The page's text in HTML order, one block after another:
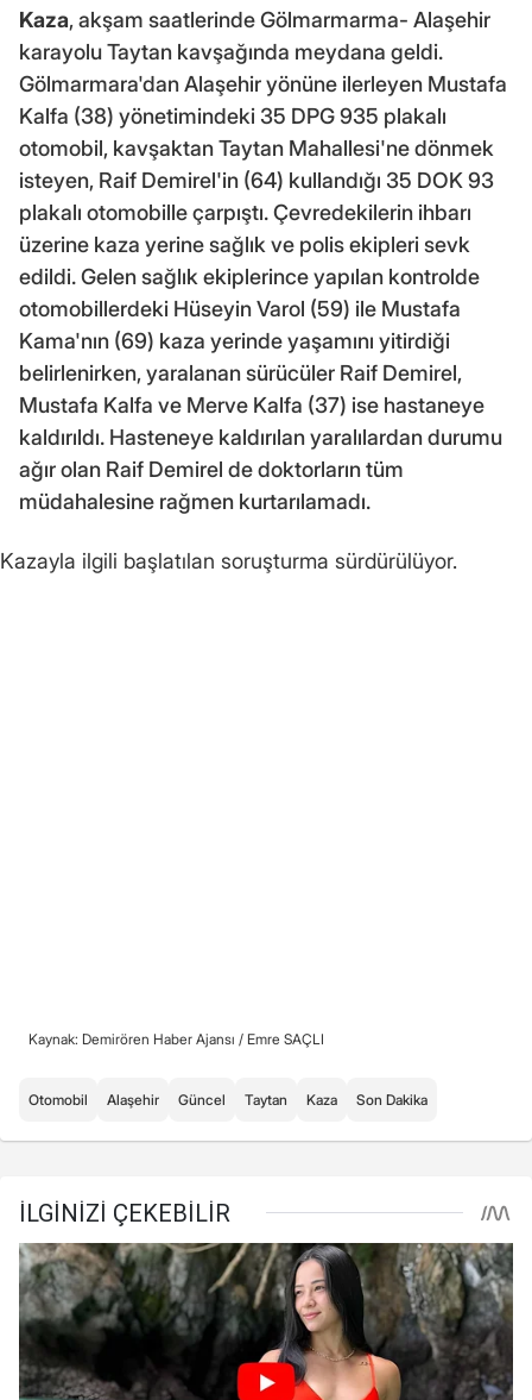
Kaza, akşam saatlerinde Gölmarmarma- Alaşehir
karayolu Taytan kavşağında meydana geldi.
Gölmarmara'dan Alaşehir yönüne ilerleyen Mustafa
Kalfa (38) yönetimindeki 35 DPG 935 plakalı
otomobil, kavşaktan Taytan Mahallesi'ne dönmek
isteyen, Raif Demirel'in (64) kullandığı 35 DOK 93
plakalı otomobille çarpıştı. Çevredekilerin ihbarı
üzerine kaza yerine sağlık ve polis ekipleri sevk
edildi. Gelen sağlık ekiplerince yapılan kontrolde
otomobillerdeki Hüseyin Varol (59) ile Mustafa
Kama'nın (69) kaza yerinde yaşamını yitirdiği
belirlenirken, yaralanan sürücüler Raif Demirel,
Mustafa Kalfa ve Merve Kalfa (37) ise hastaneye
kaldırıldı. Hasteneye kaldırılan yaralılardan durumu
ağır olan Raif Demirel de doktorların tüm
müdahalesine rağmen kurtarılamadı.
Kazayla ilgili başlatılan soruşturma sürdürülüyor.
Kaynak: Demirören Haber Ajansı / Emre SAÇLI
Otomobil Alaşehir Güncel Taytan Kaza Son Dakika